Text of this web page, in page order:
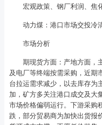
宏观政策、钢厂利润、焦化
动力煤：港口市场交投冷
市场分析
期现货方面：产地方面，
及电厂等终端按需采购，近期
台拉运需求减少，以去库存为
加，矿方多关注港口成交及大
市场价格偏弱运行。下游采购
跌，部分贸易商为加快出货报